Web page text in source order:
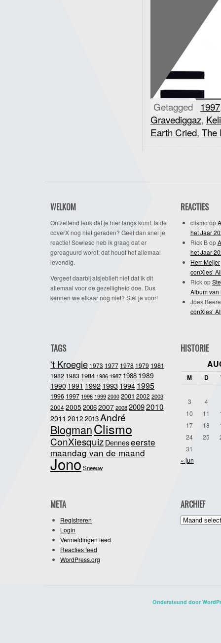
Getagged 1997
Gravediggaz,
Earth Cried, The
WELKOM
Ontzettend leuk dat je hier langs komt. Is de
coverX nog niet geraden? Geef dan snel je
reactie! Sowieso heb ik graag dat er
gereaguurd wordt; dat houdt het allemaal
levendig.
Vergeet daarbij alsjeblieft niet dat ik dit
allemaal voor de gezelligheid doe. Dus
kennen we elkaar nog niet? Stel je voor!
REACTIES
clismo op
het Jaar
Rick Bop
het Jaar
Herr Meijer
conXies’
Rickop
Album van
Joes
conXies’
TAGS
't Kroegie 1973 1977 1978 1979 1981
1982 1983 1984 1986 1987 1988 1989
1990 1991 19921993 1994 1995
1996 1997 1998 1999 2000 2001 2002 2003
20042005 20062007200820092010
2011 2012 2013André
BlogmanClismo
ConXiesquiz Denneseerste
maandag van de maand
JonoSneeuw
HISTORIE
M D
3
4
10
11
17
18
24
25
31
« jun
META
Registreren
Login
Vermeldingen feed
Reacties feed
WordPress.org
ARCHIEF
Archief
Ondersteund door